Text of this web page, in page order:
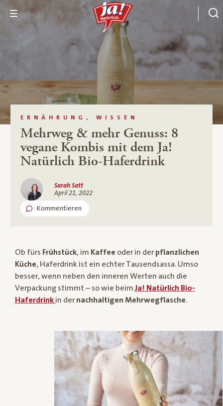
ERNÄHRUNG, WISSEN
Mehrweg & mehr Genuss: 8
vegane Kombis mit dem Ja!
Natürlich Bio-Haferdrink
Sarah Satt
April 21, 2022
Kommentieren
Ob fürs Frühstück, im Kaffee oder in der pflanzlichen
Küche, Haferdrink ist ein echter Tausendsassa. Umso
besser, wenn neben den inneren Werten auch die
Verpackung stimmt – so wie beim Ja! Natürlich Bio-
Haferdrink in der nachhaltigen Mehrwegflasche.